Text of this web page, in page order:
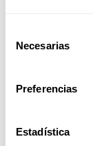
Necesarias
Preferencias
Estadística